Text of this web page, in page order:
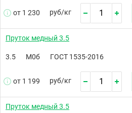
от 1 230 руб/кг
Пруток медный 3.5
3.5 М0б ГОСТ 1535-2016
от 1 199 руб/кг
Пруток медный 3.5